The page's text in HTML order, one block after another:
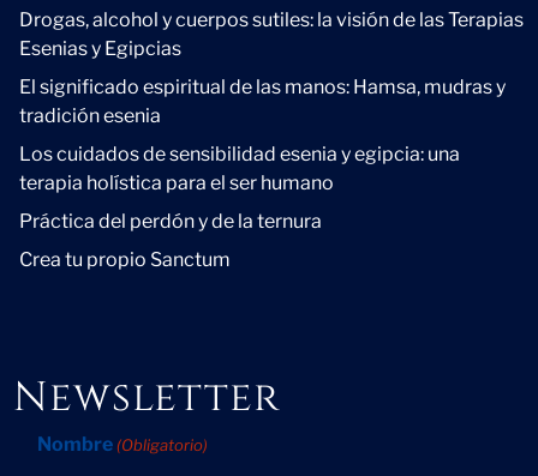
Drogas, alcohol y cuerpos sutiles: la visión de las Terapias
Esenias y Egipcias
El significado espiritual de las manos: Hamsa, mudras y
tradición esenia
Los cuidados de sensibilidad esenia y egipcia: una
terapia holística para el ser humano
Práctica del perdón y de la ternura
Crea tu propio Sanctum
Newsletter
Nombre (Obligatorio)